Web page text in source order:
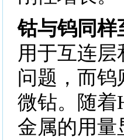
钴与钨同样
用于互连
问题，而钨
微钻。随着
金属的用量